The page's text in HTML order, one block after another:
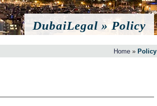
DubaiLegal » Policy
Home» Policy